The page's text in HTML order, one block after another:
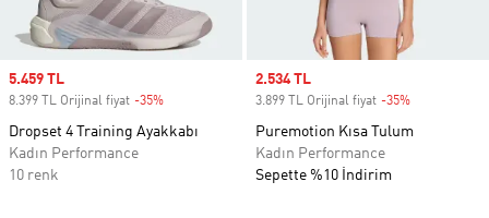
Sale price
5.459 TL
8.399 TL Orijinal fiyat -35%
Dropset 4 Training Ayakkabı
Kadın Performance
10 renk
Sale price
2.534 TL
3.899 TL Orijinal fiyat -35%
Puremotion Kısa Tulum
Kadın Performance
Sepette %10 İndirim